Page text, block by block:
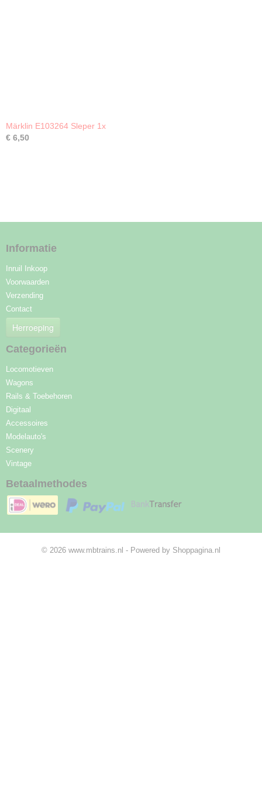
Märklin E103264 Sleper 1x
€ 6,50
Informatie
Inruil Inkoop
Voorwaarden
Verzending
Contact
Herroeping
Categorieën
Locomotieven
Wagons
Rails & Toebehoren
Digitaal
Accessoires
Modelauto's
Scenery
Vintage
Betaalmethodes
© 2026 www.mbtrains.nl - Powered by Shoppagina.nl